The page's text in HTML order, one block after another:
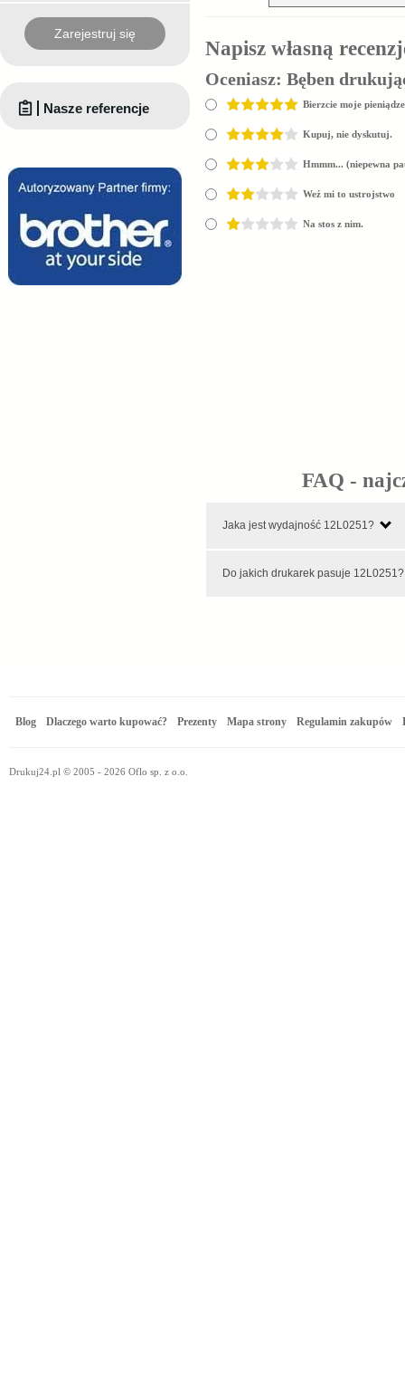
Napisz własną
Oceniasz: Bęben
Bierzcie moje
Kupuj, nie dyskutuj.
Hmmm... (niepewna
Weź mi to ustrojstwo
Na stos z nim.
FAQ -
Jaka jest wydajność 12L0251?
Do jakich drukarek pasuje
Zarejestruj się
Nasze referencje
Blog Dlaczego warto kupować? Prezenty Mapa strony Regulamin zakupów
Drukuj24.pl © 2005 - 2026 Oflo sp. z o.o.